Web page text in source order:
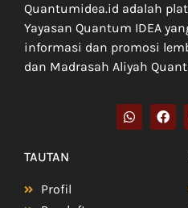
Quantumidea.id adalah
Yayasan Quantum IDEA
informasi dan promosi
dan Madrasah Aliyah
TAUTAN
Profil